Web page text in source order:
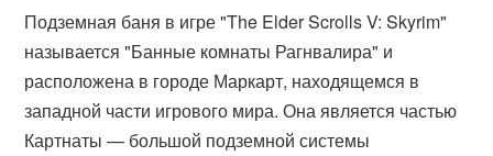
Подземная баня в игре "The Elder Scrolls V: Skyrim"
называется "Банные комнаты Рагнвалира" и
расположена в городе Маркарт, находящемся в
западной части игрового мира. Она является частью
Картнаты — большой подземной системы